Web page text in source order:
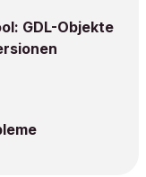
GDL-Objekte